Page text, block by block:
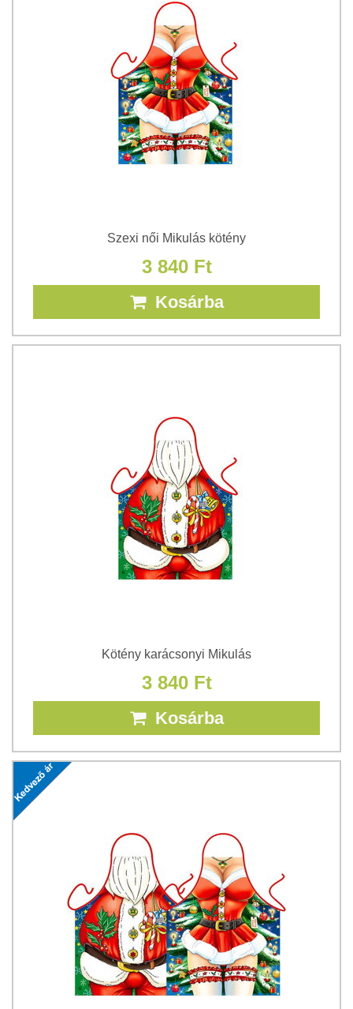
Szexi női Mikulás kötény
3 840 Ft
Kosárba
Kötény karácsonyi Mikulás
3 840 Ft
Kosárba